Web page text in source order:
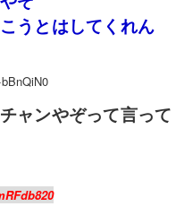
うとはしてくれん
ャンやぞって言って